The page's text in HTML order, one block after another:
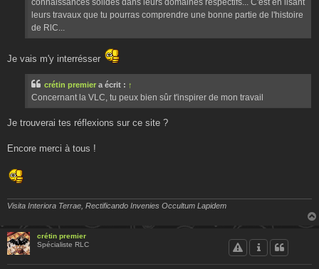
connaissances solides dans leurs domaines respectifs... C'est en lisant
leurs travaux que tu pourras comprendre une bonne partie de l'histoire
de RlC...
Je vais m'y interrésser
crétin premier a écrit : ↑
Concernant la VLC, tu peux bien sûr t'inspirer de mon travail
Je trouverai tes réflexions sur ce site ?
Encore merci à tous !
Visita Interiora Terrae, Rectificando Invenies Occultum Lapidem
crétin premier
Spécialiste RLC